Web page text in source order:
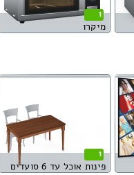
1
מיקרו
1
פינות אוכל עד 6 סועדים